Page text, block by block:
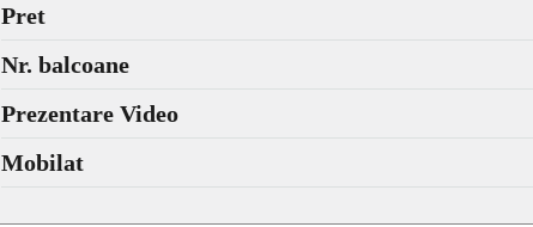
Pret
Nr. balcoane
Prezentare Video
Mobilat